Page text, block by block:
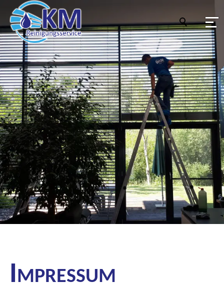
IMPRESSUM